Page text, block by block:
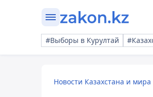
#Выборы в Курултай
Новости Казахстана и мира